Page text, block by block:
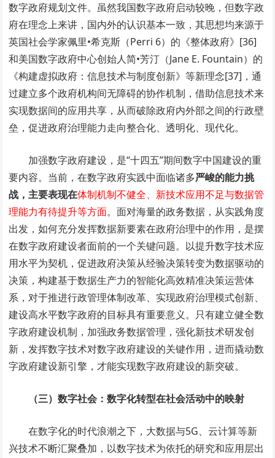
数字政府规划文件。虽然我国数字政府启动较晚，但数字政
府在理念上来讲，国内外的认识基本一致，其思想均来源于
英国社会学家佩里•希克斯（Perri 6）的《整体政府》[36]
和美国数字政府中心创始人简•芳汀（Jane E. Fountain）的
《构建虚拟政府：信息技术与制度创新》等新理念[37]，通
过建立多个政府机构间无障碍的协作机制，借助信息技术来
实现数据间的应用共享，从而破除政府内外部之间的行政壁
垒，促进政府治理能力走向整合化、透明化、现代化。
加强数字政府建设，是“十四五”期间数字中国建设的重
要内容。当前，在数字政府实践中面临诸多严峻的能力挑
战，主要表现在体制机制不健全、新技术应用不足与数据管
理能力有待提升等方面。面对海量的政务数据，从实践角度
出发，如何充分发挥数据新要素在政府治理中的作用，是摆
在数字政府建设者面前的一个关键问题。以提升数字技术应
用水平为契机，促进政府决策从经验决策转变为数据驱动的
决策，构建基于数据生产力的智能化高效精准决策运营体
系，对于推进行政管理体制改革、实现政府治理模式创新、
建设高水平数字政府的目标具有重要意义。只有建立健全数
字政府建设机制，加强政务数据管理，强化新技术研发创
新，发挥数字技术对数字政府建设的关键作用，进而撬动数
字政府建设新引擎，才能实现数字政府建设的新突破。
（三）数字社会：数字化转型在社会活动中的映射
在数字化的时代浪潮之下，大数据与5G、云计算等新
兴技术不断汇聚叠加，以数字技术为依托的研究和应用层出